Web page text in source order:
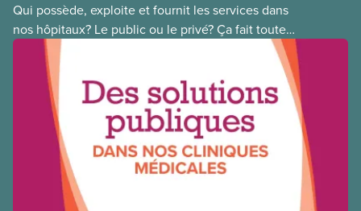
Qui possède, exploite et fournit les services dans
nos hôpitaux? Le public ou le privé? Ça fait toute
une différence. Un hôpital public coûte moins cher,
en donne plus et est voué à l’intérêt public.